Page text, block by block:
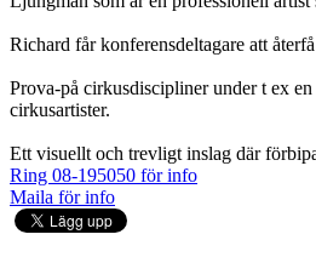
Richard får konferensdeltagare att
Prova-på cirkusdiscipliner under t ex
cirkusartister.
Ett visuellt och trevligt inslag där
Ring 08-195050 för info
Maila för info